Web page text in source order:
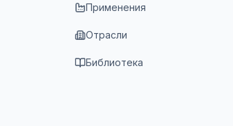
Применения
Отрасли
Библиотека